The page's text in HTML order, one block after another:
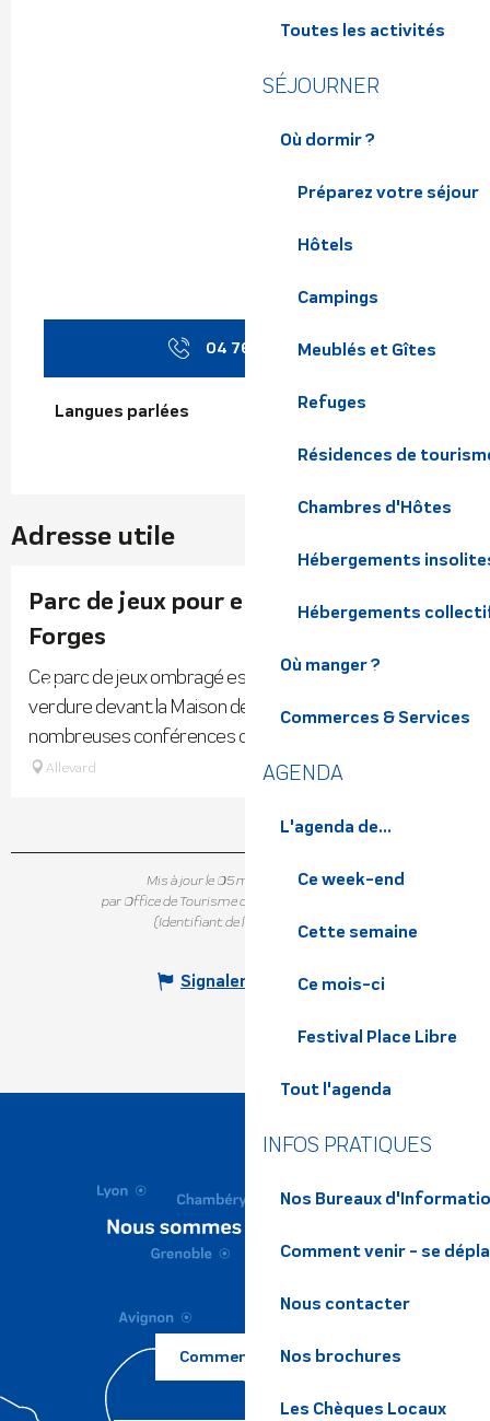
Toutes les activités
SÉJOURNER
Où dormir ?
Préparez votre séjour
Hôtels
Campings
Meublés et Gîtes
Refuges
Résidences de
Chambres d'Hôtes
Hébergements
Hébergements
Où manger ?
Commerces & Services
AGENDA
L'agenda de...
Ce week-end
Cette semaine
Ce mois-ci
Festival Place Libre
Tout l'agenda
INFOS PRATIQUES
Nos Bureaux
Comment venir - se
Nous contacter
Nos brochures
Les Chèques Locaux
04 76 97 50▒▒
Langues parlées
Langues parlées
Adresse utile
Parc de jeux pour enfants au Parc des
Forges
Ce parc de jeux ombragé est situé dans un petit coin de
verdure devant la Maison des Forges, lieu accueillant de
nombreuses conférences ou activités associative.
Allevard
Mis à jour le 05 mars 2024 à 15:24
par Office de Tourisme de Belledonne Chartreuse
(Identifiant de l'offre :
Signaler une erreur
Comment venir ?